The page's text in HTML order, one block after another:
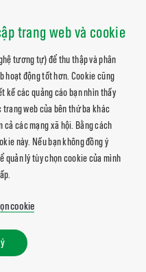
trang web và cookie
tương tự) để thu thập và phân
hoạt động tốt hơn. Cookie cũng
kế các quảng cáo bạn nhìn thấy
web của bên thứ ba khác
các mạng xã hội. Bằng cách
này. Nếu bạn không đồng ý
quản lý tùy chọn cookie của mình
cookie